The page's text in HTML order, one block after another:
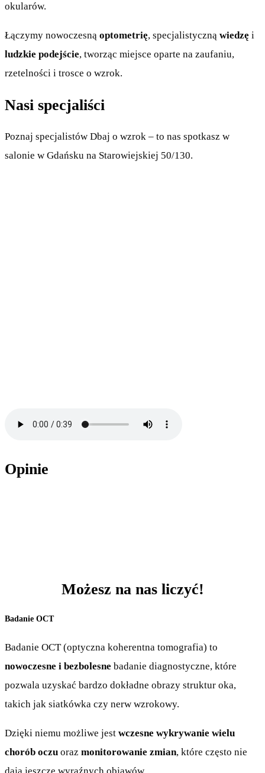
okularów.
Łączymy nowoczesną optometrię, specjalistyczną wiedzę i
ludzkie podejście, tworząc miejsce oparte na zaufaniu,
rzetelności i trosce o wzrok.
Nasi specjaliści
Poznaj specjalistów Dbaj o wzrok – to nas spotkasz w
salonie w Gdańsku na Starowiejskiej 50/130.
Opinie
Możesz na nas liczyć!
Badanie OCT
Badanie OCT (optyczna koherentna tomografia) to
nowoczesne i bezbolesne badanie diagnostyczne, które
pozwala uzyskać bardzo dokładne obrazy struktur oka,
takich jak siatkówka czy nerw wzrokowy.
Dzięki niemu możliwe jest wczesne wykrywanie wielu
chorób oczu oraz monitorowanie zmian, które często nie
dają jeszcze wyraźnych objawów.